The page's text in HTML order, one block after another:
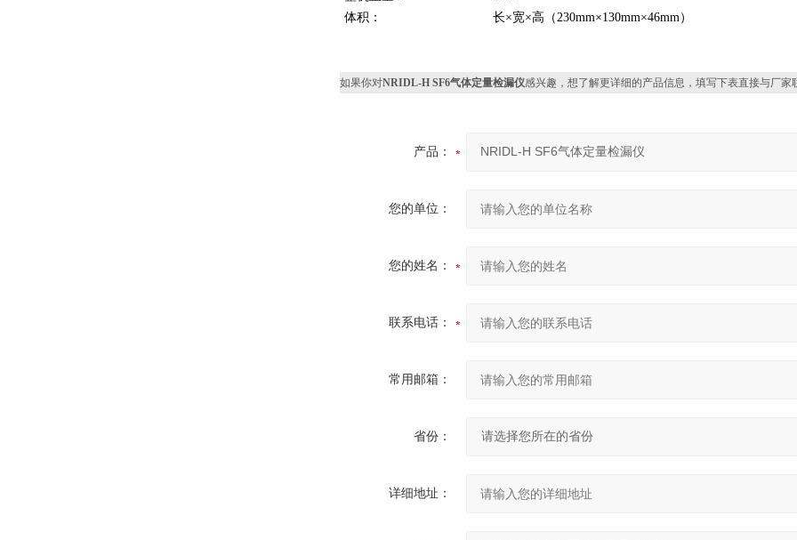
体积：
长×宽×高（230mm×130mm×46mm）
如果你对NRIDL-H SF6气体定量检漏仪感兴趣，想了解更详细的产品信息，填写下表直接与厂家
产品：
您的单位：
您的姓名：
联系电话：
常用邮箱：
省份：
详细地址：